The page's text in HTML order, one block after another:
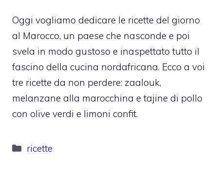
Oggi vogliamo dedicare le ricette del giorno
al Marocco, un paese che nasconde e poi
svela in modo gustoso e inaspettato tutto il
fascino della cucina nordafricana. Ecco a voi
tre ricette da non perdere: zaalouk,
melanzane alla marocchina e tajine di pollo
con olive verdi e limoni confit.
Categorie
ricette